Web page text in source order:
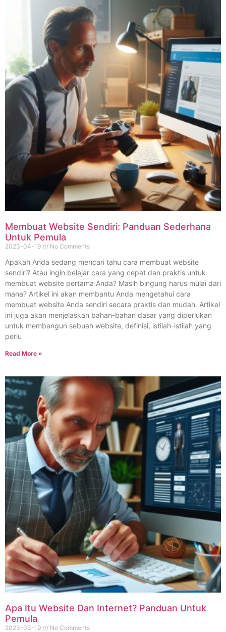
Membuat Website Sendiri: Panduan Sederhana
Untuk Pemula
2023-04-19 No Comments
Apakah Anda sedang mencari tahu cara membuat website
sendiri? Atau ingin belajar cara yang cepat dan praktis untuk
membuat website pertama Anda? Masih bingung harus mulai dari
mana? Artikel ini akan membantu Anda mengetahui cara
membuat website Anda sendiri secara praktis dan mudah. Artikel
ini juga akan menjelaskan bahan-bahan dasar yang diperlukan
untuk membangun sebuah website, definisi, istilah-istilah yang
perlu
Read More »
Apa Itu Website Dan Internet? Panduan Untuk
Pemula
2023-03-19 No Comments